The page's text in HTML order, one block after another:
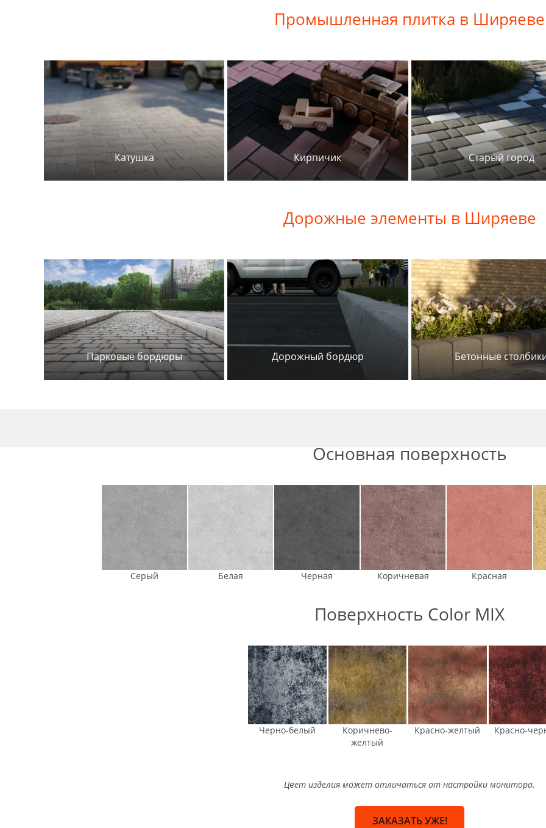
Промышленная плитка в Ширяеве
Катушка Кирпичик Старый город
Дорожные элементы в Ширяеве
Парковые бордюры Дорожный бордюр Бетонные
Основная поверхность
Серый Белая Черная Коричневая Красная
Поверхность Color MIX
Черно-белый
Коричнево-
желтый
Красно-желтый Красно-
Цвет изделия может отличаться от настройки монитора.
ЗАКАЗАТЬ УЖЕ!